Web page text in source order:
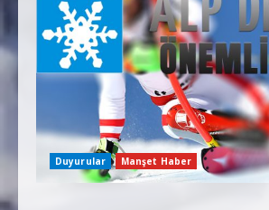
Duyurular Manşet Haber